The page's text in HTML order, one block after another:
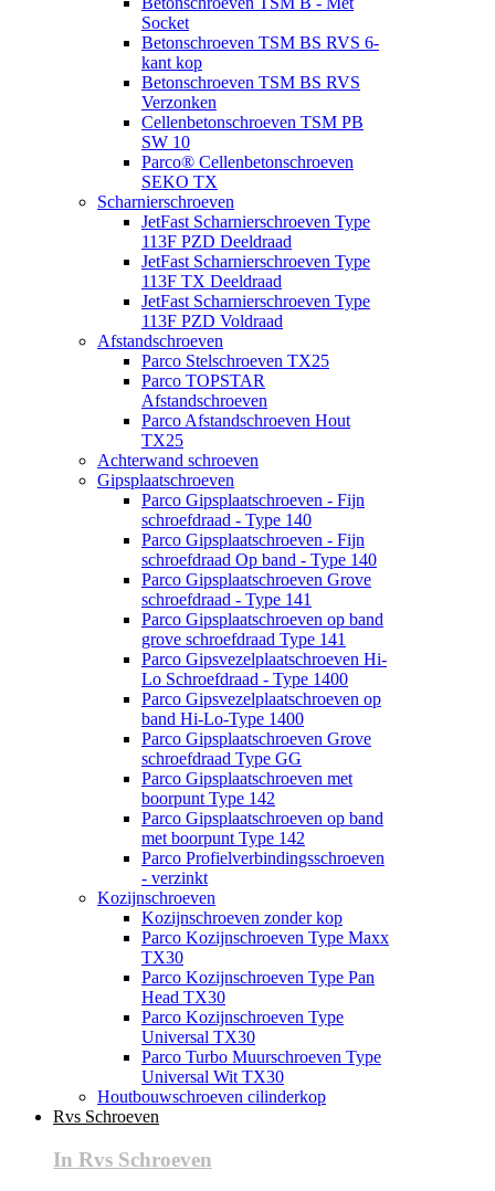
Socket
Betonschroeven TSM BS RVS 6-
kant kop
Betonschroeven TSM BS RVS
Verzonken
Cellenbetonschroeven TSM PB
SW 10
Parco® Cellenbetonschroeven
SEKO TX
Scharnierschroeven
JetFast Scharnierschroeven Type
113F PZD Deeldraad
JetFast Scharnierschroeven Type
113F TX Deeldraad
JetFast Scharnierschroeven Type
113F PZD Voldraad
Afstandschroeven
Parco Stelschroeven TX25
Parco TOPSTAR
Afstandschroeven
Parco Afstandschroeven Hout
TX25
Achterwand schroeven
Gipsplaatschroeven
Parco Gipsplaatschroeven - Fijn
schroefdraad - Type 140
Parco Gipsplaatschroeven - Fijn
schroefdraad Op band - Type 140
Parco Gipsplaatschroeven Grove
schroefdraad - Type 141
Parco Gipsplaatschroeven op band
grove schroefdraad Type 141
Parco Gipsvezelplaatschroeven Hi-
Lo Schroefdraad - Type 1400
Parco Gipsvezelplaatschroeven op
band Hi-Lo-Type 1400
Parco Gipsplaatschroeven Grove
schroefdraad Type GG
Parco Gipsplaatschroeven met
boorpunt Type 142
Parco Gipsplaatschroeven op band
met boorpunt Type 142
Parco Profielverbindingsschroeven
- verzinkt
Kozijnschroeven
Kozijnschroeven zonder kop
Parco Kozijnschroeven Type Maxx
TX30
Parco Kozijnschroeven Type Pan
Head TX30
Parco Kozijnschroeven Type
Universal TX30
Parco Turbo Muurschroeven Type
Universal Wit TX30
Houtbouwschroeven cilinderkop
Rvs Schroeven
In Rvs Schroeven